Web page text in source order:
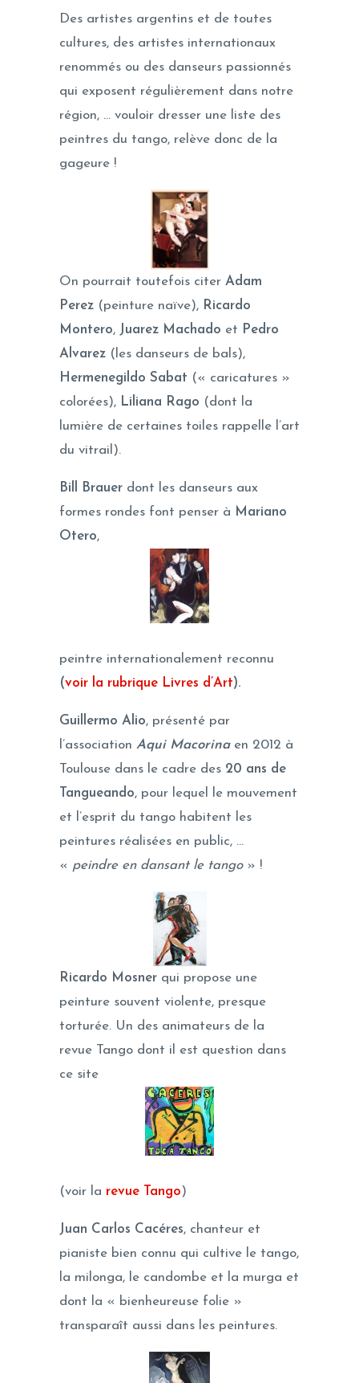
Des artistes argentins et de toutes
cultures, des artistes internationaux
renommés ou des danseurs passionnés
qui exposent régulièrement dans notre
région, … vouloir dresser une liste des
peintres du tango, relève donc de la
gageure !
On pourrait toutefois citer Adam
Perez (peinture naïve), Ricardo
Montero, Juarez Machado et Pedro
Alvarez (les danseurs de bals),
Hermenegildo Sabat (« caricatures »
colorées), Liliana Rago (dont la
lumière de certaines toiles rappelle l’art
du vitrail).
Bill Brauer dont les danseurs aux
formes rondes font penser à Mariano
Otero,
peintre internationalement reconnu
(voir la rubrique Livres d’Art).
Guillermo Alio, présenté par
l’association Aqui Macorinaen 2012 à
Toulouse dans le cadre des 20 ans de
Tangueando, pour lequel le mouvement
et l’esprit du tango habitent les
peintures réalisées en public, …
« peindre en dansant le tango» !
Ricardo Mosner qui propose une
peinture souvent violente, presque
torturée. Un des animateurs de la
revue Tango dont il est question dans
ce site
(voir la revue Tango)
Juan Carlos Cacéres, chanteur et
pianiste bien connu qui cultive le tango,
la milonga, le candombe et la murga et
dont la « bienheureuse folie »
transparaît aussi dans les peintures.